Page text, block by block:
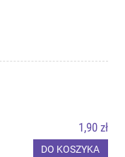
1,90 zł
DO KOSZYKA